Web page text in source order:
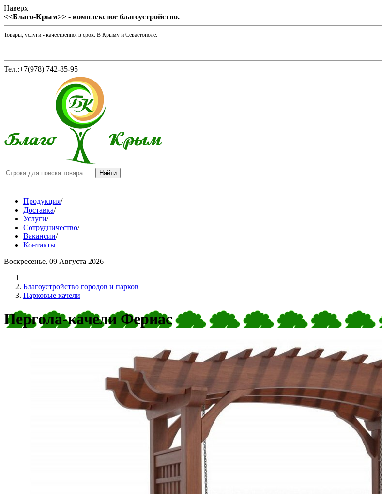
Наверх
<<Благо-Крым>> - комплексное благоустройство.
Товары, услуги - качественно, в срок. В Крыму и Севастополе.
Тел.:+7(978) 742-85-95
Продукция/
Доставка/
Услуги/
Сотрудничество/
Вакансии/
Контакты
Воскресенье, 09 Августа 2026
Благоустройство городов и парков
Парковые качели
Пергола-качели Фериас